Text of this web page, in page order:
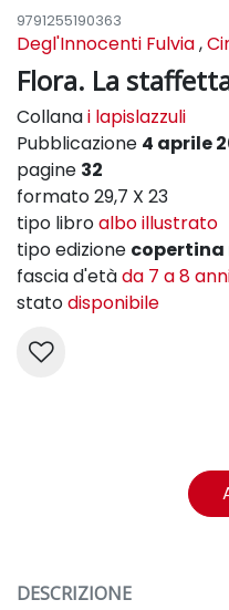
9791255190363
Degl'Innocenti Fulvia,
Flora. La
Collanai lapislazzuli
Pubblicazione 4 aprile
pagine 32
formato 29,7 X 23
tipo libroalbo illustrato
tipo edizione
fascia d'etàda 7 a 8
statodisponibile
DESCRIZIONE